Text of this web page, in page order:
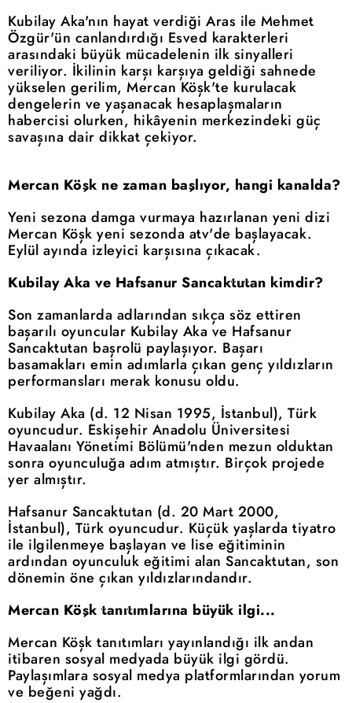
Kubilay Aka'nın hayat verdiği Aras ile Mehmet
Özgür'ün canlandırdığı Esved karakterleri
arasındaki büyük mücadelenin ilk sinyalleri
veriliyor. İkilinin karşı karşıya geldiği sahnede
yükselen gerilim, Mercan Köşk'te kurulacak
dengelerin ve yaşanacak hesaplaşmaların
habercisi olurken, hikâyenin merkezindeki güç
savaşına dair dikkat çekiyor.
Mercan Köşk ne zaman başlıyor, hangi kanalda?
Yeni sezona damga vurmaya hazırlanan yeni dizi
Mercan Köşk yeni sezonda atv'de başlayacak.
Eylül ayında izleyici karşısına çıkacak.
Kubilay Aka ve Hafsanur Sancaktutan kimdir?
Son zamanlarda adlarından sıkça söz ettiren
başarılı oyuncular Kubilay Aka ve Hafsanur
Sancaktutan başrolü paylaşıyor. Başarı
basamakları emin adımlarla çıkan genç yıldızların
performansları merak konusu oldu.
Kubilay Aka (d. 12 Nisan 1995, İstanbul), Türk
oyuncudur. Eskişehir Anadolu Üniversitesi
Havaalanı Yönetimi Bölümü'nden mezun olduktan
sonra oyunculuğa adım atmıştır. Birçok projede
yer almıştır.
Hafsanur Sancaktutan (d. 20 Mart 2000,
İstanbul), Türk oyuncudur. Küçük yaşlarda tiyatro
ile ilgilenmeye başlayan ve lise eğitiminin
ardından oyunculuk eğitimi alan Sancaktutan, son
dönemin öne çıkan yıldızlarındandır.
Mercan Köşk tanıtımlarına büyük ilgi...
Mercan Köşk tanıtımları yayınlandığı ilk andan
itibaren sosyal medyada büyük ilgi gördü.
Paylaşımlara sosyal medya platformlarından yorum
ve beğeni yağdı.